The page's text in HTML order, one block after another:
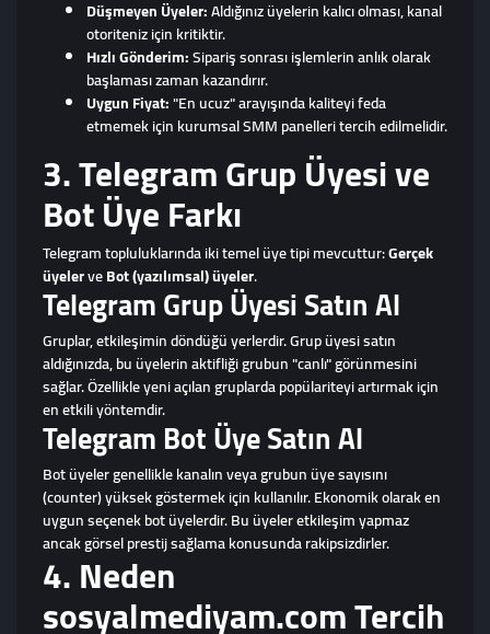
Düşmeyen Üyeler:Aldığınız üyelerin kalıcı olması, kanal
otoriteniz için kritiktir.
Hızlı Gönderim:Sipariş sonrası işlemlerin anlık olarak
başlaması zaman kazandırır.
Uygun Fiyat:"En ucuz" arayışında kaliteyi feda
etmemek için kurumsal SMM panelleri tercih edilmelidir.
3. Telegram Grup Üyesi ve
Bot Üye Farkı
Telegram topluluklarında iki temel üye tipi mevcuttur:Gerçek
üyelerveBot (yazılımsal) üyeler.
Telegram Grup Üyesi Satın Al
Gruplar, etkileşimin döndüğü yerlerdir. Grup üyesi satın
aldığınızda, bu üyelerin aktifliği grubun "canlı" görünmesini
sağlar. Özellikle yeni açılan gruplarda popülariteyi artırmak için
en etkili yöntemdir.
Telegram Bot Üye Satın Al
Bot üyeler genellikle kanalın veya grubun üye sayısını
(counter) yüksek göstermek için kullanılır. Ekonomik olarak en
uygun seçenek bot üyelerdir. Bu üyeler etkileşim yapmaz
ancak görsel prestij sağlama konusunda rakipsizdirler.
4. Neden
sosyalmediyam.com Tercih